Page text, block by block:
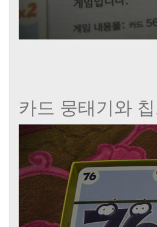
카드 뭉태기와